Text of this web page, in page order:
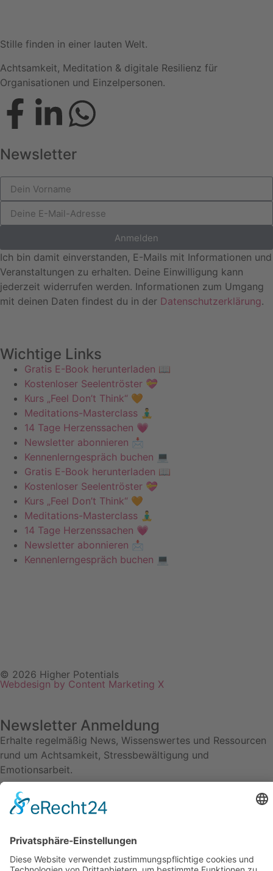
Stille finden in einer lauten Welt.
Achtsamkeit, Meditation & digitale Resilienz für
Organisationen und Einzelpersonen.
Newsletter
Anmelden
Ich bin damit einverstanden, E-Mails mit Informationen und
Veranstaltungen zu erhalten. Deine Einwilligung kann
jederzeit widerrufen werden. Informationen zum Umgang
mit deinen Daten findest du in der Datenschutzerklärung.
Wichtige Links
Gratis E-Book herunterladen 📖
Kostenloser Seelentröster 💝
Kurs „Feel Don’t Think“ 🧡
Meditations-Masterclass 🧘‍♂️
14 Tage Herzenssachen 💗
Newsletter abonnieren 📩
Kennenlerngespräch buchen 💻
Gratis E-Book herunterladen 📖
Kostenloser Seelentröster 💝
Kurs „Feel Don’t Think“ 🧡
Meditations-Masterclass 🧘‍♂️
14 Tage Herzenssachen 💗
Newsletter abonnieren 📩
Kennenlerngespräch buchen 💻
© 2026 Higher Potentials
Webdesign by Content Marketing X
Newsletter Anmeldung
Erhalte regelmäßig News, Wissenswertes und Ressourcen
rund um Achtsamkeit, Stressbewältigung und
Emotionsarbeit.
Anmelden